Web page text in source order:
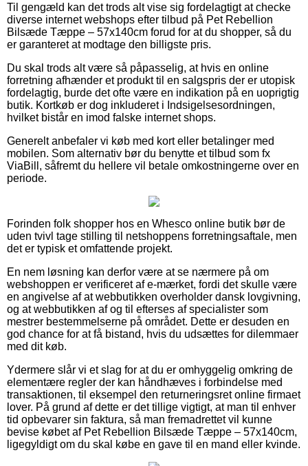
Til gengæld kan det trods alt vise sig fordelagtigt at checke
diverse internet webshops efter tilbud på Pet Rebellion
Bilsæde Tæppe – 57x140cm forud for at du shopper, så du
er garanteret at modtage den billigste pris.
Du skal trods alt være så påpasselig, at hvis en online
forretning afhænder et produkt til en salgspris der er utopisk
fordelagtig, burde det ofte være en indikation på en uoprigtig
butik. Kortkøb er dog inkluderet i Indsigelsesordningen,
hvilket bistår en imod falske internet shops.
Generelt anbefaler vi køb med kort eller betalinger med
mobilen. Som alternativ bør du benytte et tilbud som fx
ViaBill, såfremt du hellere vil betale omkostningerne over en
periode.
Forinden folk shopper hos en Whesco online butik bør de
uden tvivl tage stilling til netshoppens forretningsaftale, men
det er typisk et omfattende projekt.
En nem løsning kan derfor være at se nærmere på om
webshoppen er verificeret af e-mærket, fordi det skulle være
en angivelse af at webbutikken overholder dansk lovgivning,
og at webbutikken af og til efterses af specialister som
mestrer bestemmelserne på området. Dette er desuden en
god chance for at få bistand, hvis du udsættes for dilemmaer
med dit køb.
Ydermere slår vi et slag for at du er omhyggelig omkring de
elementære regler der kan håndhæves i forbindelse med
transaktionen, til eksempel den returneringsret online firmaet
lover. På grund af dette er det tillige vigtigt, at man til enhver
tid opbevarer sin faktura, så man fremadrettet vil kunne
bevise købet af Pet Rebellion Bilsæde Tæppe – 57x140cm,
ligegyldigt om du skal købe en gave til en mand eller kvinde.